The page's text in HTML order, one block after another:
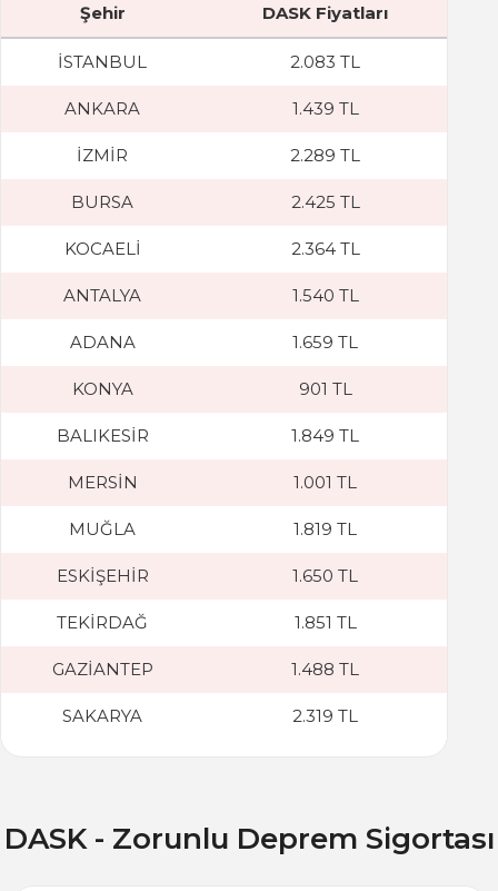
Şehir DASK Fiyatları
İSTANBUL 2.083 TL
ANKARA 1.439 TL
İZMİR 2.289 TL
BURSA 2.425 TL
KOCAELİ 2.364 TL
ANTALYA 1.540 TL
ADANA 1.659 TL
KONYA 901 TL
BALIKESİR 1.849 TL
MERSİN 1.001 TL
MUĞLA 1.819 TL
ESKİŞEHİR 1.650 TL
TEKİRDAĞ 1.851 TL
GAZİANTEP 1.488 TL
SAKARYA 2.319 TL
DASK - Zorunlu Deprem Sigortası